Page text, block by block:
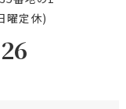
曜定休)